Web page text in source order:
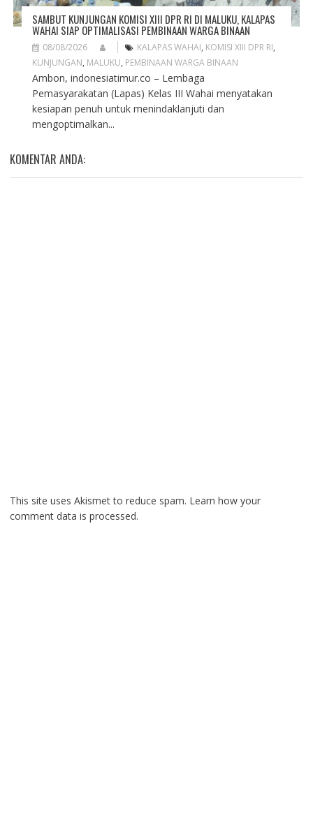
SAMBUT KUNJUNGAN KOMISI XIII DPR RI DI MALUKU, KALAPAS
WAHAI SIAP OPTIMALISASI PEMBINAAN WARGA BINAAN
08/08/2026 KALAPAS WAHAI, KOMISI XIII DPR RI,
KUNJUNGAN, MALUKU, PEMBINAAN WARGA BINAAN
Ambon, indonesiatimur.co – Lembaga
Pemasyarakatan (Lapas) Kelas III Wahai menyatakan
kesiapan penuh untuk menindaklanjuti dan
mengoptimalkan...
KOMENTAR ANDA:
This site uses Akismet to reduce spam. Learn how your
comment data is processed.